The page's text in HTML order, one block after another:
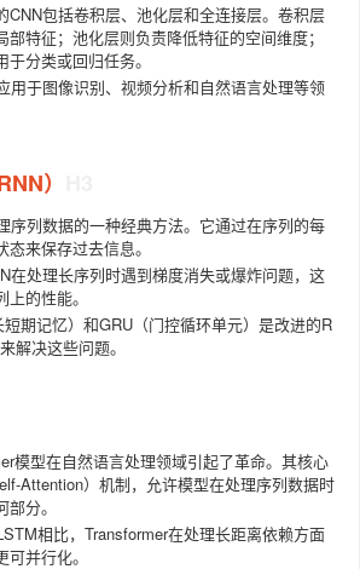
CNN包括卷积层、池化层和全连接层。卷积层
部特征；池化层则负责降低特征的空间维度；
分类或回归任务。
用于图像识别、视频分析和自然语言处理等领
）
序列数据的一种经典方法。它通过在序列的每
来保存过去信息。
在处理长序列时遇到梯度消失或爆炸问题，这
的性能。
期记忆）和GRU（门控循环单元）是改进的R
解决这些问题。
模型在自然语言处理领域引起了革命。其核心
Attention）机制，允许模型在处理序列数据时
分。
相比，Transformer在处理长距离依赖方面
并行化。